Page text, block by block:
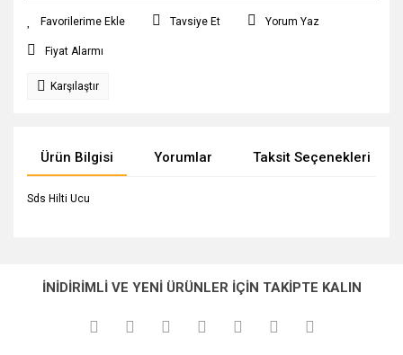
Tavsiye Et Yorum Yaz
Fiyat Alarmı
Karşılaştır
Ürün Bilgisi Yorumlar Taksit Seçenekleri
Sds Hilti Ucu
Yorum Yaz
kullanarak tarafımıza iletebilirsiniz.
Görüş ve önerileriniz için teşekkür ederiz.
İNİDİRİMLİ VE YENİ ÜRÜNLER İÇİN TAKİPTE KALIN